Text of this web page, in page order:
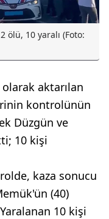
10 yaralı (Foto:
aktarılan
kontrolünün
Düzgün ve
10 kişi
kaza sonucu
(40)
10 kişi